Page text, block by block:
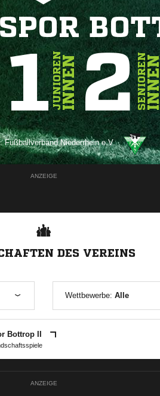
1JUNIORENINNEN2SENIOREN
Fußballverband Niederrhein e.V.
ANZEIGE
DES VEREINS
Wettbewerbe: Alle
Bottrop II
ANZEIGE